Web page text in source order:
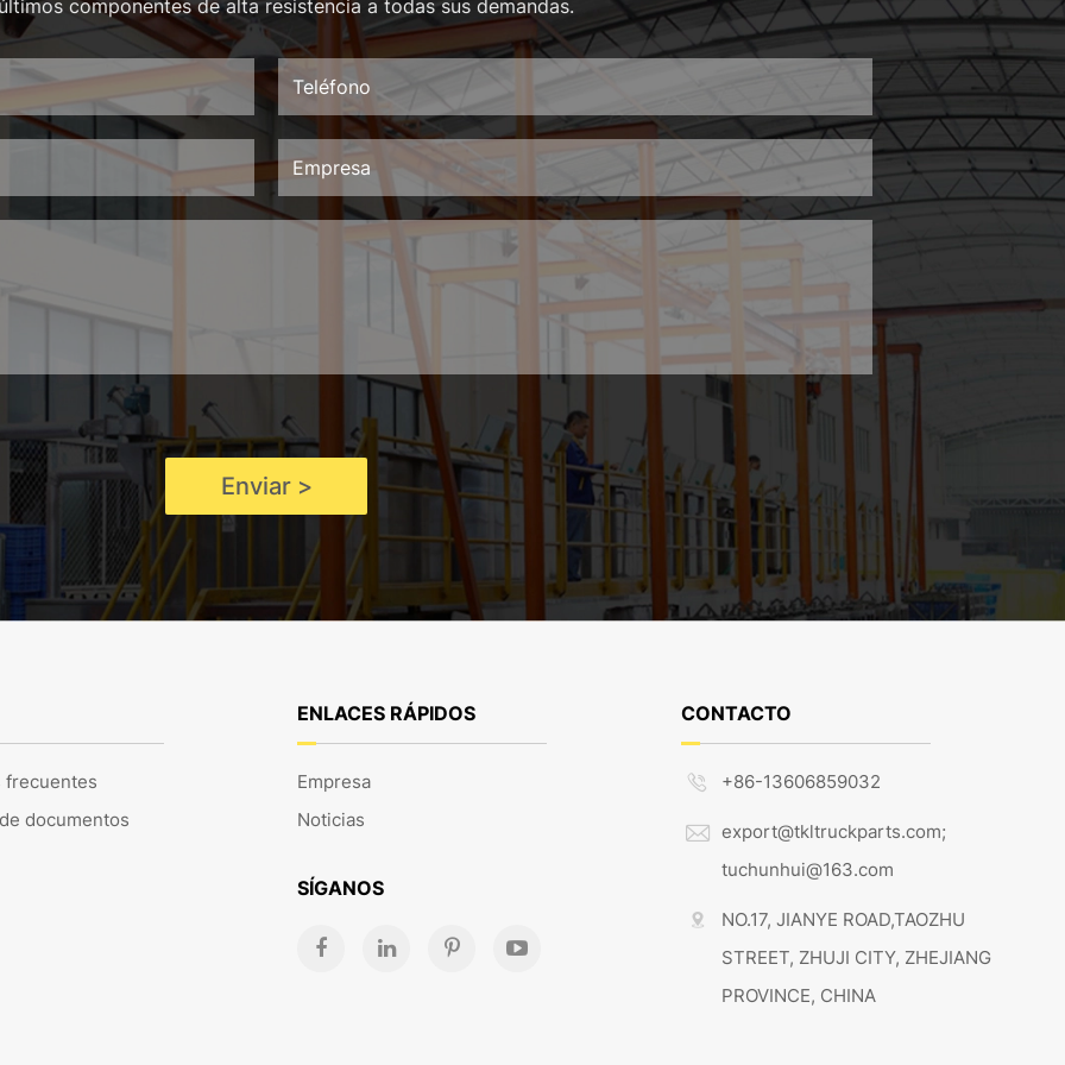
componentes de alta resistencia a todas sus demandas.
Enviar >
frecuentes
documentos
ENLACES RÁPIDOS
Empresa
Noticias
SÍGANOS
CONTACTO
 +86-13606859032

export@tkltruckparts.com;
tuchunhui@163.com

NO.17, JIANYE ROAD,TAOZHU
STREET, ZHUJI CITY, ZHEJIANG
PROVINCE, CHINA